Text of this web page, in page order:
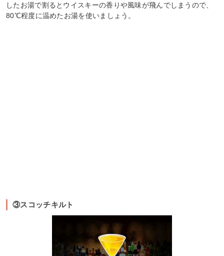
したお湯で割るとウイスキーの香りや風味が飛んでしまうので、
80℃程度に温めたお湯を使いましょう。
③スコッチキルト